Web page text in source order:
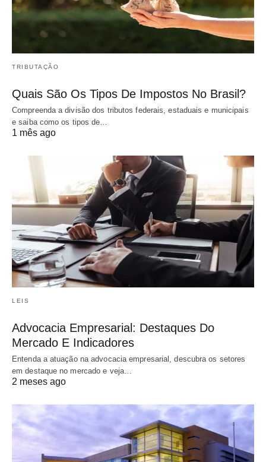
TRIBUTAÇÃO
Quais São Os Tipos De Impostos No Brasil?
Compreenda a divisão dos tributos federais, estaduais e municipais
e saiba como os tipos de…
1 mês ago
LEIS
Advocacia Empresarial: Destaques Do
Mercado E Indicadores
Entenda a atuação na advocacia empresarial, descubra os setores
em destaque no mercado e veja…
2 meses ago